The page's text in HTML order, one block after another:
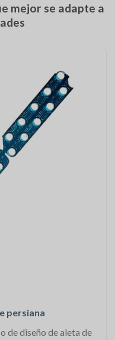
mejor se adapte a
persiana
de diseño de aleta de